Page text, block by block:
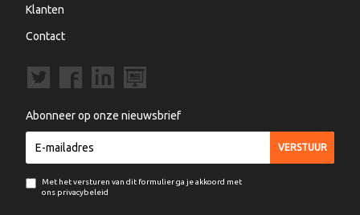
Klanten
Contact
Abonneer op onze nieuwsbrief
Met het versturen van dit formulier ga je akkoord met
ons privacybeleid